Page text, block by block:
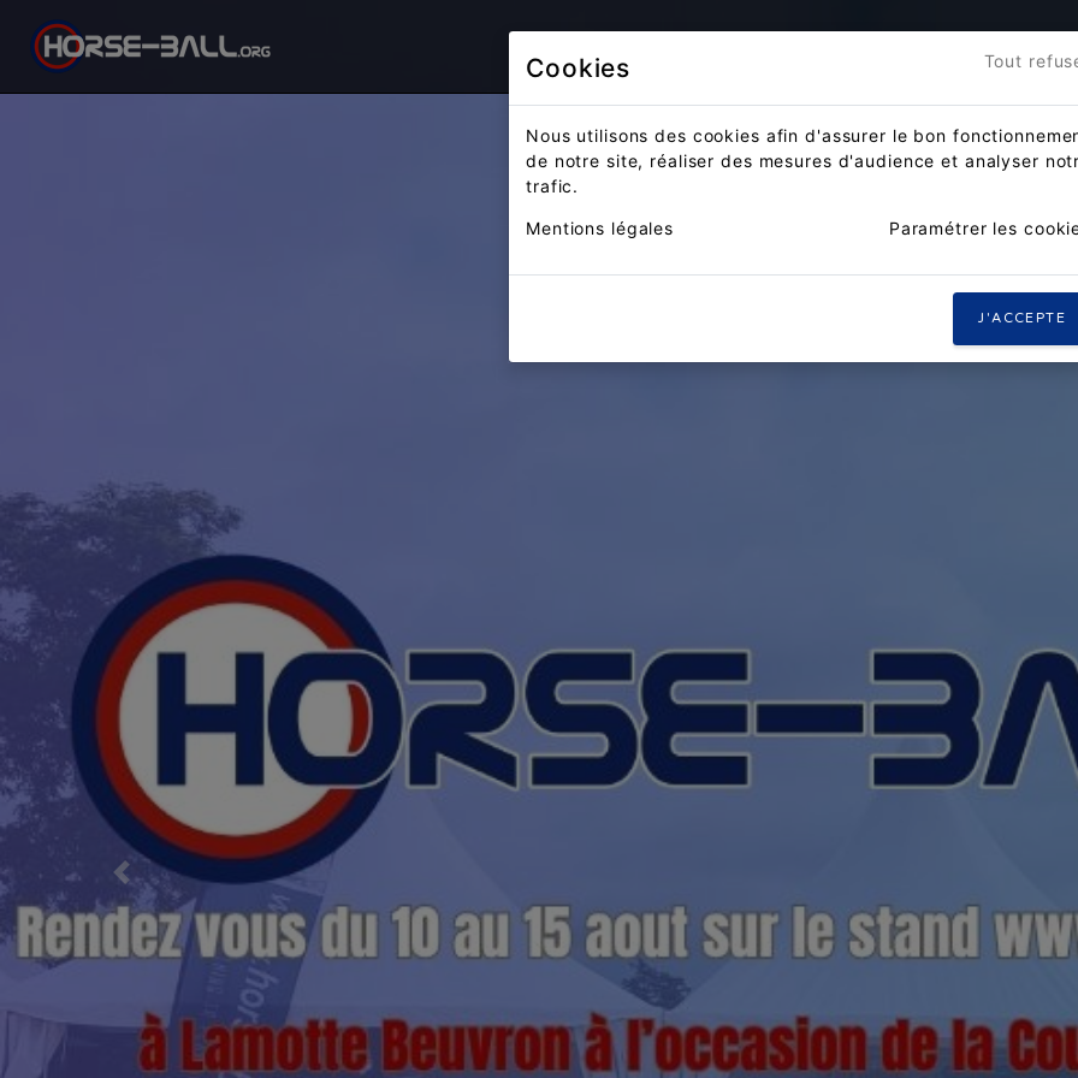
Previous
Cookies Tout
Nous utilisons des cookies afin d'assurer le bon
de notre site, réaliser des mesures d'audience et analyser
trafic.
Mentions légales Paramétrer les
J'ACCEPTE